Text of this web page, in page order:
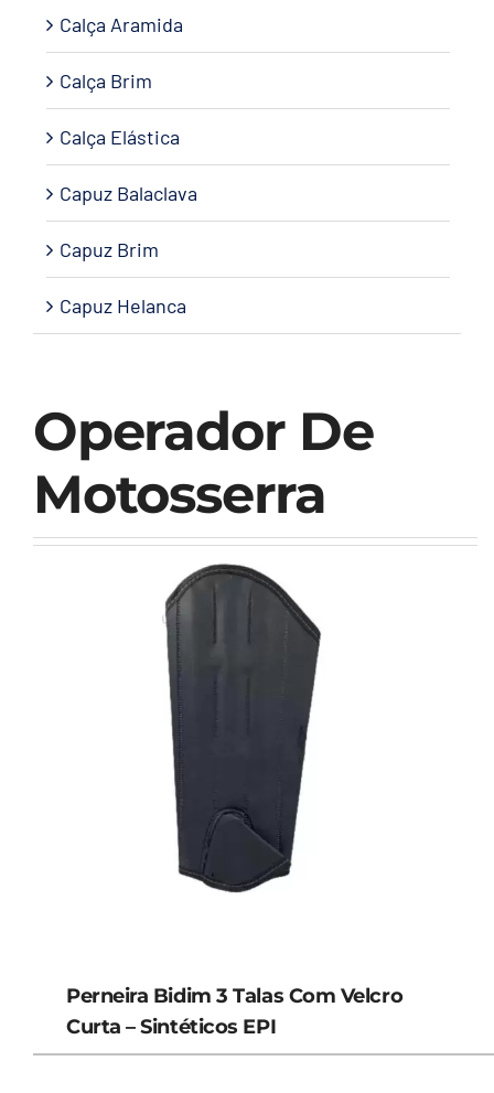
Operador De
Motosserra
Perneira Bidim 3 Talas Com Velcro
Curta – Sintéticos EPI
Calça Aramida
Calça Brim
Calça Elástica
Capuz Balaclava
Capuz Brim
Capuz Helanca